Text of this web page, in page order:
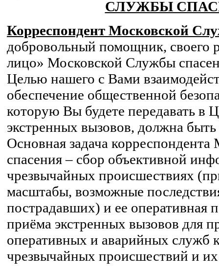
СЛУЖБЫ
Корреспондент Московской
добровольный помощник, своего
лицо» Московской Службы
Целью нашего с Вами
обеспечение общественной
которую Вы будете передавать в
экстренных вызовов, должна
Основная задача
спасения – сбор объективной
чрезвычайных происшествиях
масштабы, возможные
пострадавших) и ее оперативная
приёма экстренных вызовов для
оперативных и аварийных служб
чрезвычайных происшествий и